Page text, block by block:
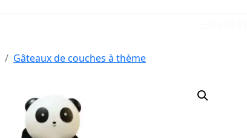
Gâteaux de couches à thème